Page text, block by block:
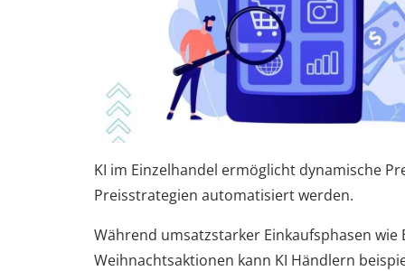
KI im Einzelhandel ermöglicht dynamische
Preisstrategien automatisiert werden.
Während umsatzstarker Einkaufsphasen wie
Weihnachtsaktionen kann KI Händlern